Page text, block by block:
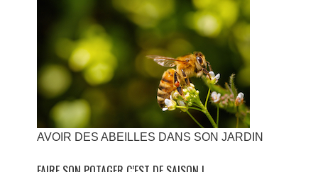
AVOIR DES ABEILLES DANS SON JARDIN